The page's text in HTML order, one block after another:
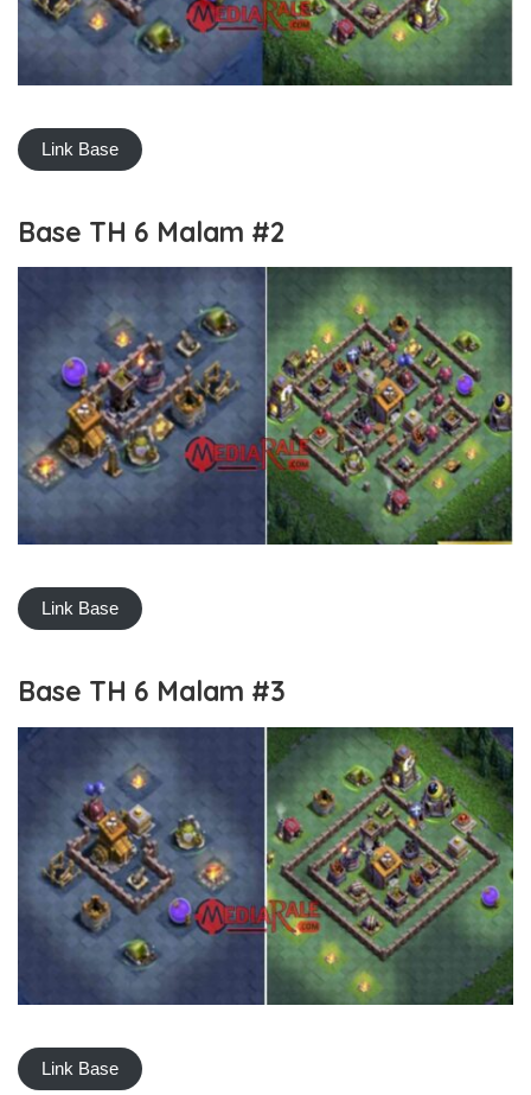
Link Base
Base TH 6 Malam #2
Link Base
Base TH 6 Malam #3
Link Base